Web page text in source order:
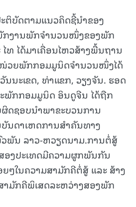
ຕິບັດຕາມແນວຄິດຊີ້ນໍາຂອງ
ກງານພັກຈໍານວນໜຶ່ງຂອງພັກ
ທ ໄດ້ມາເຄື່ອນໄຫວສ້າງພື້ນຖານ
ວຍພັກກອມມູນິດຈໍານວນໜຶ່ງໄດ້
ນະເຂດ, ທ່າແຂກ, ວຽງຈັນ. ຮອດ
ະພັກກອມມູນິດ ອິນດູຈີນ ໄດ້ຖືກ
ດຊອບນໍາພາຂະບວນການ
ນດາເຫດການສໍາຄັນທາງ
ພັນ ລາວ-ຫວຽດນາມ.ການຕໍ່ສູ້
ອງປະເທດມີຄວາມຜູກພັນກັນ
ໆໃນຄວາມສາມັກຄີຕໍ່ສູ້ ແລະ ສ້າງ
ມັກຄີພິເສດລະຫວ່າງສອງພັກ